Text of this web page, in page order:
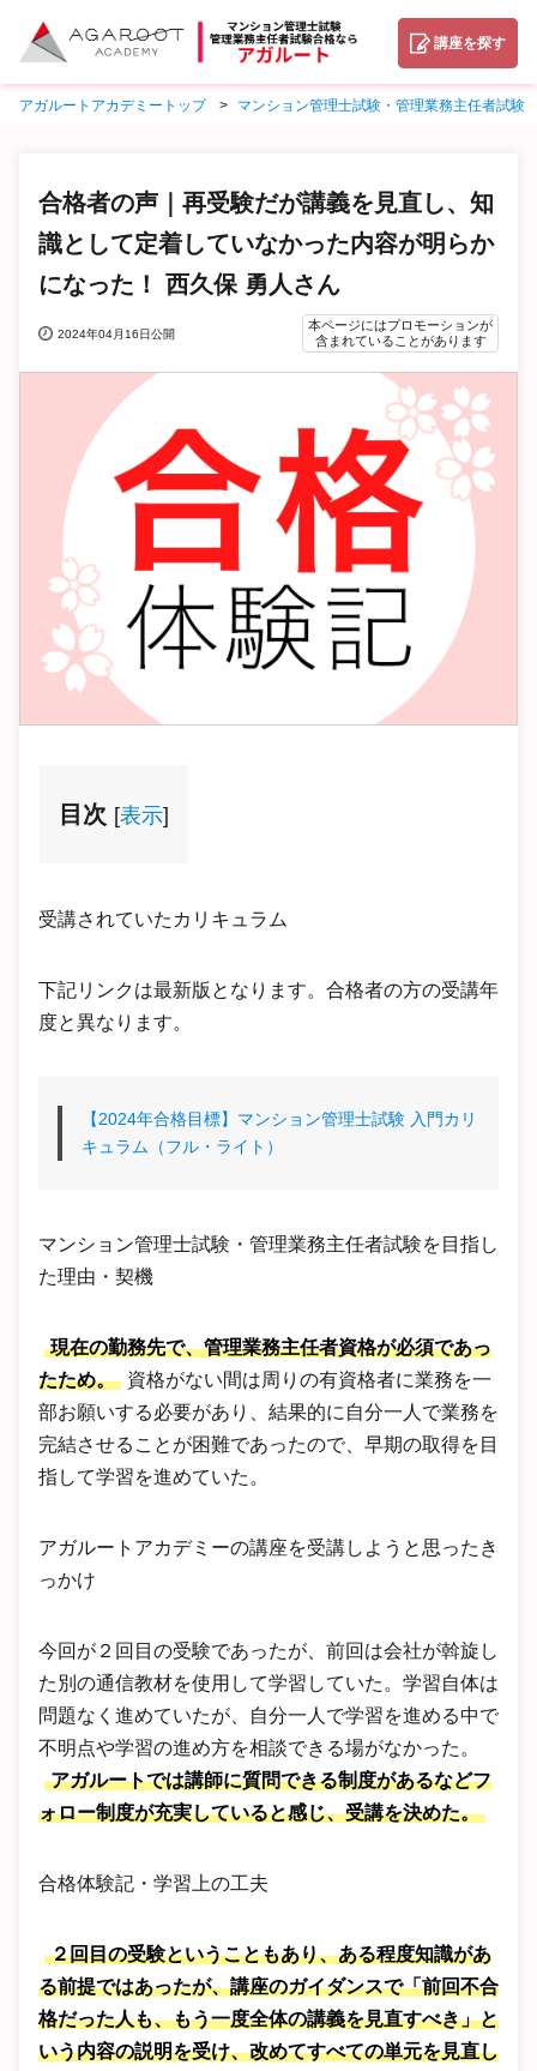
講座を探す
アガルートアカデミートップ マンション管理士試験・管理業務主任者試験
合格者の声｜再受験だが講義を見直し、知
識として定着していなかった内容が明らか
になった！ 西久保 勇人さん
2024年04月16日公開
本ページにはプロモーションが
含まれていることがあります
目次 [表示]
受講されていたカリキュラム
下記リンクは最新版となります。合格者の方の受講年
度と異なります。
【2024年合格目標】マンション管理士試験 入門カリ
キュラム（フル・ライト）
マンション管理士試験・管理業務主任者試験を目指し
た理由・契機
現在の勤務先で、管理業務主任者資格が必須であっ
たため。
資格がない間は周りの有資格者に業務を一
部お願いする必要があり、結果的に自分一人で業務を
完結させることが困難であったので、早期の取得を目
指して学習を進めていた。
アガルートアカデミーの講座を受講しようと思ったき
っかけ
今回が２回目の受験であったが、前回は会社が斡旋し
た別の通信教材を使用して学習していた。学習自体は
問題なく進めていたが、自分一人で学習を進める中で
不明点や学習の進め方を相談できる場がなかった。
アガルートでは講師に質問できる制度があるなどフ
ォロー制度が充実していると感じ、受講を決めた。
合格体験記・学習上の工夫
２回目の受験ということもあり、ある程度知識があ
る前提ではあったが、講座のガイダンスで「前回不合
格だった人も、もう一度全体の講義を見直すべき」と
いう内容の説明を受け、改めてすべての単元を見直し